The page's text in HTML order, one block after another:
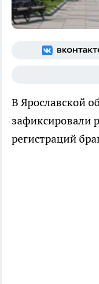
В Ярославской
зафиксировали
регистраций